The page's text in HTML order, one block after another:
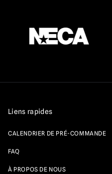
Liens rapides
CALENDRIER DE PRÉ-COMMANDE
FAQ
À PROPOS DE NOUS